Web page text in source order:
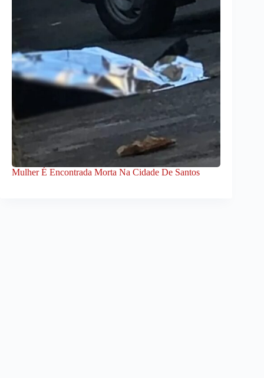
Mulher É Encontrada Morta Na Cidade De Santos